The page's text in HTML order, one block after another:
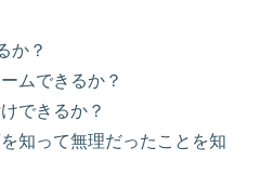
か？
ムできるか？
できるか？
知って無理だったことを知